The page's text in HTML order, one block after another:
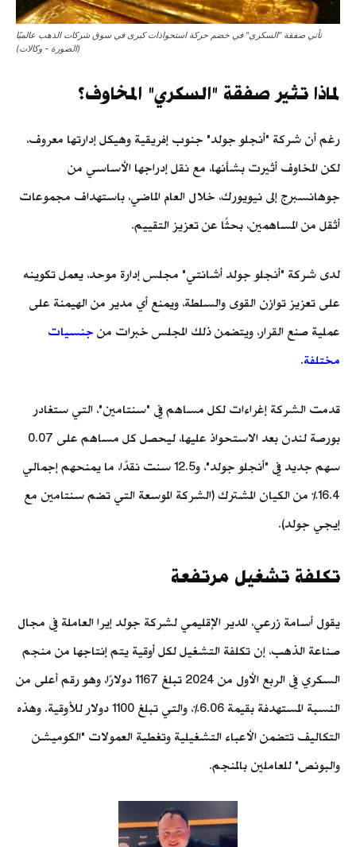
تأتي صفقة "السكري" في خضم حركة استحواذات كبرى في سوق شركات الذهب عالميًا
(الصورة - وكالات)
لماذا تثير صفقة "السكري" المخاوف؟
رغم أن شركة "أنجلو جولد" جنوب إفريقية وهيكل إدارتها معروف،
لكن المخاوف أثيرت بشأنها، مع نقل إدراجها الأساسي من
جوهانسبرج إلى نيويورك، خلال العام الماضي، باستهداف مجموعات
أثقل من المساهمين، بحثًا عن تعزيز التقييم.
لدى شركة "أنجلو جولد أشانتي" مجلس إدارة موحد، يعمل تكوينه
على تعزيز توازن القوى والسلطة، ويمنع أي مدير من الهيمنة على
عملية صنع القرار، ويتضمن ذلك المجلس خبرات من جنسيات
مختلفة.
قدمت الشركة إغراءات لكل مساهم في "سنتامين"، التي ستغادر
بورصة لندن بعد الاستحواذ عليها، ليحصل كل مساهم على 0.07
سهم جديد في "أنجلو جولد"، و12.5 سنت نقدًا، ما يمنحهم إجمالي
16.4% من الكيان المشترك (الشركة الموسعة التي تضم سنتامين مع
إيجي جولد).
تكلفة تشغيل مرتفعة
يقول أسامة زرعي، المدير الإقليمي لشركة جولد إيرا العاملة في مجال
صناعة الذهب، إن تكلفة التشغيل لكل أوقية يتم إنتاجها من منجم
السكري في الربع الأول من 2024 تبلغ 1167 دولارًا، وهو رقم أعلى من
النسبة المستهدفة بقيمة 6.06%،؜ والتي تبلغ 1100 دولار للأوقية. وهذه
التكاليف تتضمن الأعباء التشغيلية وتغطية العمولات "الكوميشن
والبونص" للعاملين بالمنجم.